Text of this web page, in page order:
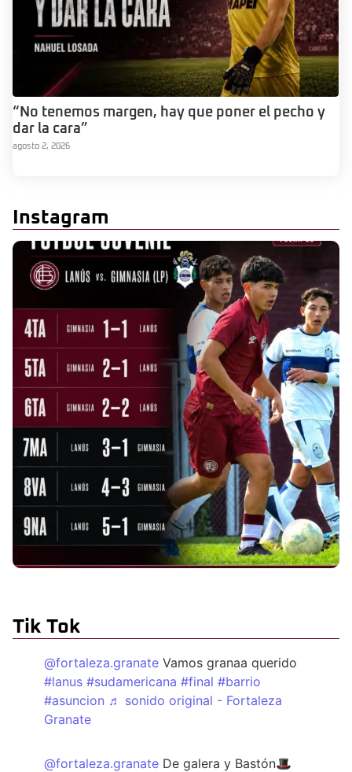
“No tenemos margen, hay que poner el pecho y
dar la cara”
agosto 2, 2026
Instagram
Tik Tok
@fortaleza.granate Vamos granaa querido
#lanus #sudamericana #final #barrio
#asuncion ♬ sonido original - Fortaleza
Granate
@fortaleza.granate De galera y Bastón🎩